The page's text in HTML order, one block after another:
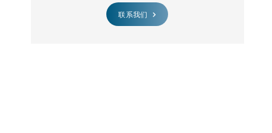
联系我们